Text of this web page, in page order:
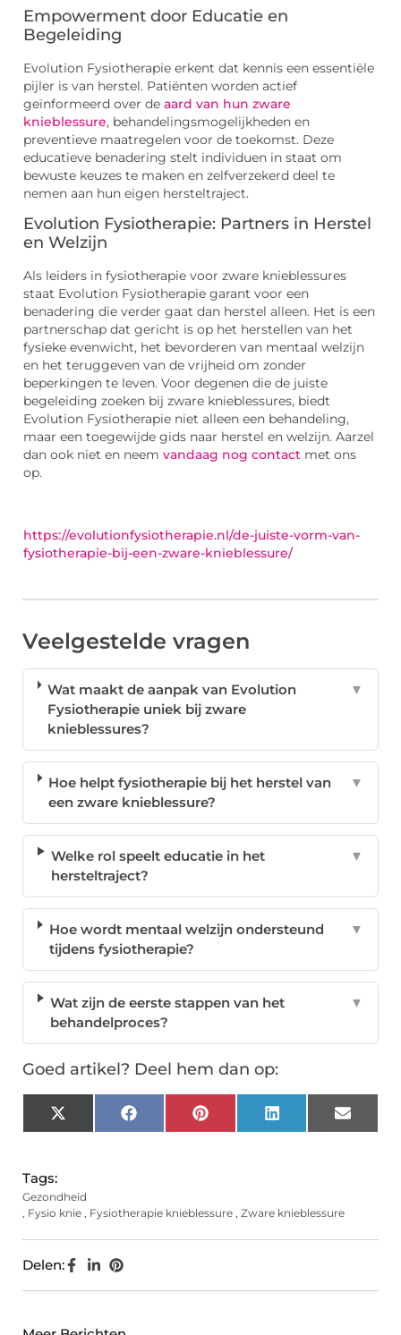
Empowerment door Educatie en
Begeleiding
Evolution Fysiotherapie erkent dat kennis een essentiële
pijler is van herstel. Patiënten worden actief
geïnformeerd over de aard van hun zware
knieblessure, behandelingsmogelijkheden en
preventieve maatregelen voor de toekomst. Deze
educatieve benadering stelt individuen in staat om
bewuste keuzes te maken en zelfverzekerd deel te
nemen aan hun eigen hersteltraject.
Evolution Fysiotherapie: Partners in Herstel
en Welzijn
Als leiders in fysiotherapie voor zware knieblessures
staat Evolution Fysiotherapie garant voor een
benadering die verder gaat dan herstel alleen. Het is een
partnerschap dat gericht is op het herstellen van het
fysieke evenwicht, het bevorderen van mentaal welzijn
en het teruggeven van de vrijheid om zonder
beperkingen te leven. Voor degenen die de juiste
begeleiding zoeken bij zware knieblessures, biedt
Evolution Fysiotherapie niet alleen een behandeling,
maar een toegewijde gids naar herstel en welzijn. Aarzel
dan ook niet en neem vandaag nog contact met ons
op.
https://evolutionfysiotherapie.nl/de-juiste-vorm-van-
fysiotherapie-bij-een-zware-knieblessure/
Veelgestelde vragen
Wat maakt de aanpak van Evolution
Fysiotherapie uniek bij zware
knieblessures?
▼
Hoe helpt fysiotherapie bij het herstel van
een zware knieblessure?
▼
Welke rol speelt educatie in het
hersteltraject?
▼
Hoe wordt mentaal welzijn ondersteund
tijdens fysiotherapie?
▼
Wat zijn de eerste stappen van het
behandelproces?
▼
Goed artikel? Deel hem dan op:
X
(Twitter)
FacebookPinterest LinkedIn Email
Tags:
Gezondheid
, Fysio knie , Fysiotherapie knieblessure , Zware knieblessure
Delen: